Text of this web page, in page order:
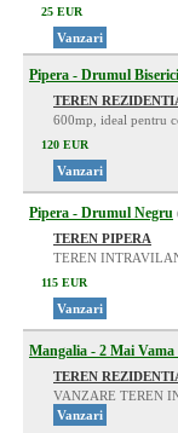
25 EUR
Vanzari
Pipera - Drumul
TEREN
600mp, ideal pentru
120 EUR
Vanzari
Pipera - Drumul Negru
TEREN PIPERA
TEREN
115 EUR
Vanzari
Mangalia - 2 Mai Vama
TEREN
VANZARE TEREN
Vanzari